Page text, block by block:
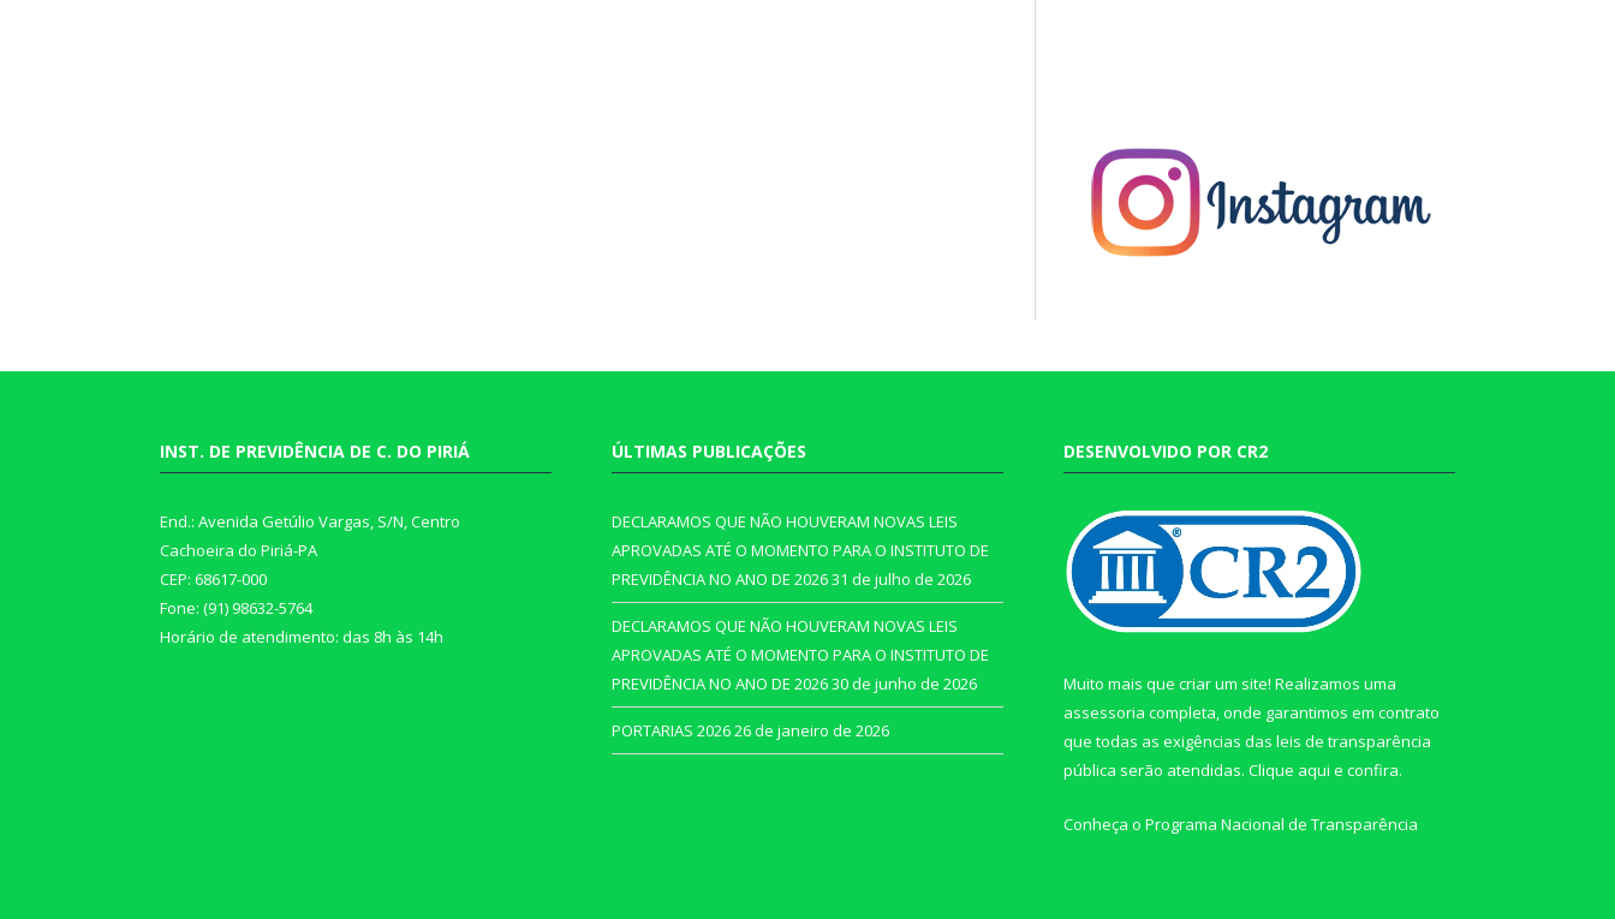
INST. DE PREVIDÊNCIA DE C. DO PIRIÁ
End.: Avenida Getúlio Vargas, S/N, Centro
Cachoeira do Piriá-PA
CEP: 68617-000
Fone: (91) 98632-5764
Horário de atendimento: das 8h às 14h
ÚLTIMAS PUBLICAÇÕES
DECLARAMOS QUE NÃO HOUVERAM NOVAS LEIS
APROVADAS ATÉ O MOMENTO PARA O INSTITUTO DE
PREVIDÊNCIA NO ANO DE 202631 de julho de 2026
DECLARAMOS QUE NÃO HOUVERAM NOVAS LEIS
APROVADAS ATÉ O MOMENTO PARA O INSTITUTO DE
PREVIDÊNCIA NO ANO DE 202630 de junho de 2026
PORTARIAS 202626 de janeiro de 2026
DESENVOLVIDO POR CR2
Muito mais que criar um site! Realizamos uma
assessoria completa, onde garantimos em contrato
que todas as exigências das leis de transparência
pública serão atendidas. Clique aqui e confira.
Conheça o Programa Nacional de Transparência